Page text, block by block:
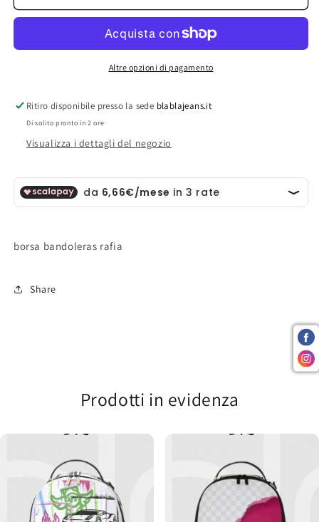
bandoleras bandoleras
Altre opzioni di pagamento
Ritiro disponibile presso la sede blablajeans.it
Di solito pronto in 2 ore
Visualizza i dettagli del negozio
borsa bandoleras rafia
Share
Prodotti in evidenza